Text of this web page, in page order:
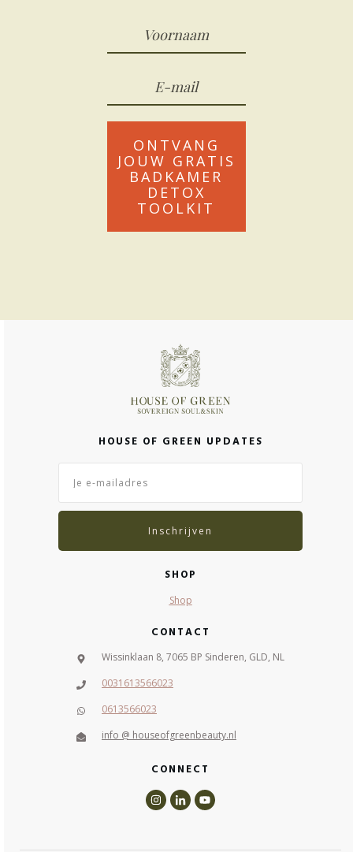
ONTVANG
JOUW GRATIS
BADKAMER
DETOX
TOOLKIT
HOUSE OF GREEN UPDATES
Inschrijven
SHOP
Shop
CONTACT
Wissinklaan 8, 7065 BP Sinderen, GLD, NL
0031613566023
0613566023
info @ houseofgreenbeauty.nl
CONNECT